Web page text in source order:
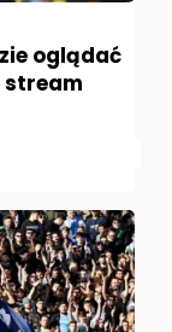
oglądać
stream